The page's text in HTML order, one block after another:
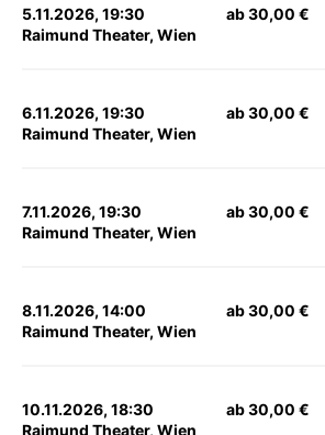
5.11.2026, 19:30
Raimund Theater, Wien
ab 30,00 €
6.11.2026, 19:30
Raimund Theater, Wien
ab 30,00 €
7.11.2026, 19:30
Raimund Theater, Wien
ab 30,00 €
8.11.2026, 14:00
Raimund Theater, Wien
ab 30,00 €
10.11.2026, 18:30
Raimund Theater, Wien
ab 30,00 €